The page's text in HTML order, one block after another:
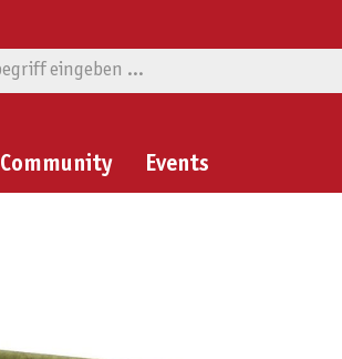
Community Events